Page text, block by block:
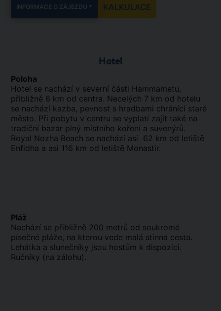
INFORMACE O ZÁJEZDU KALKULACE
Hotel
Poloha
Hotel se nachází v severní části Hammametu,
přibližně 6 km od centra. Necelých 7 km od hotelu
se nachází kazba, pevnost s hradbami chránící staré
město. Při pobytu v centru se vyplatí zajít také na
tradiční bazar plný místního koření a suvenýrů.
Royal Nozha Beach se nachází asi 62 km od letiště
Enfidha a asi 116 km od letiště Monastir.
Pláž
Nachází se přibližně 200 metrů od soukromé
písečné pláže, na kterou vede malá stinná cesta.
Lehátka a slunečníky jsou hostům k dispozici.
Ručníky (na zálohu).